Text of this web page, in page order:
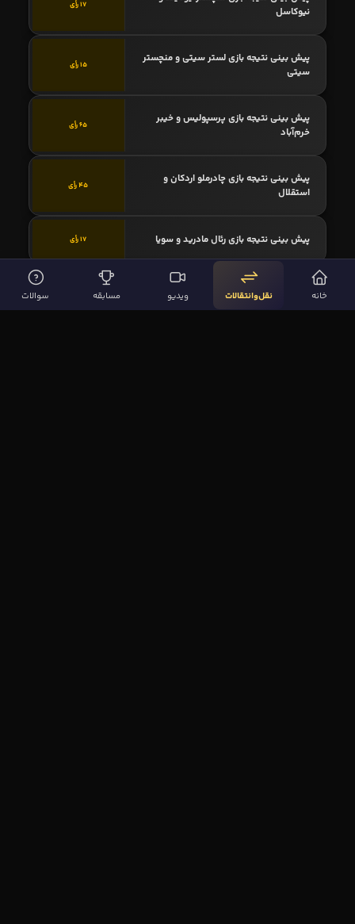
نیوکاسل
17 رأی
پیش بینی نتیجه بازی لستر سیتی و منچستر
سیتی
15 رأی
پیش بینی نتیجه بازی پرسپولیس و خیبر
خرم‌آباد
65 رأی
پیش بینی نتیجه بازی چادرملو اردکان و
استقلال
45 رأی
پیش بینی نتیجه بازی رئال مادرید و سویا 17 رأی
پیش بینی نتیجه بازی منچستر سیتی و
منچستر یونایتد
خانه نقل‌وانتقالات ویدیو مسابقه سوالات